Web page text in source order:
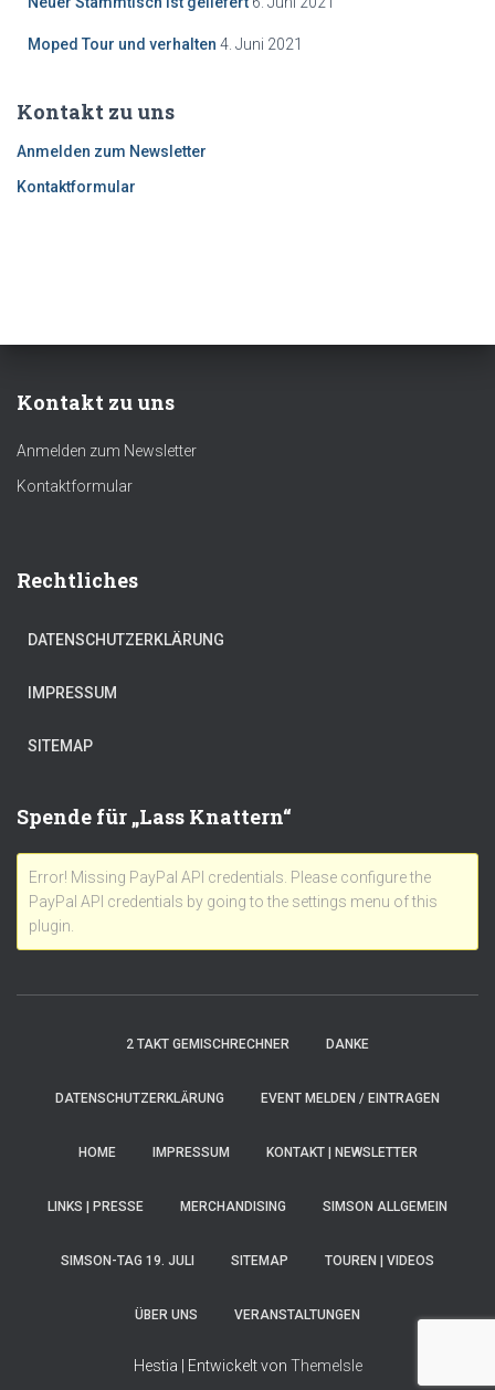
Moped Tour und verhalten 4. Juni 2021
Kontakt zu uns
Anmelden zum Newsletter
Kontaktformular
Kontakt zu uns
Anmelden zum Newsletter
Kontaktformular
Rechtliches
DATENSCHUTZERKLÄRUNG
IMPRESSUM
SITEMAP
Spende für „Lass Knattern“
Error! Missing PayPal API credentials. Please configure the
PayPal API credentials by going to the settings menu of this
plugin.
2 TAKT GEMISCHRECHNER DANKE
DATENSCHUTZERKLÄRUNG EVENT MELDEN / EINTRAGEN
HOME IMPRESSUM KONTAKT | NEWSLETTER
LINKS | PRESSE MERCHANDISING SIMSON ALLGEMEIN
SIMSON-TAG 19. JULI SITEMAP TOUREN | VIDEOS
ÜBER UNS VERANSTALTUNGEN
Hestia | Entwickelt von ThemeIsle